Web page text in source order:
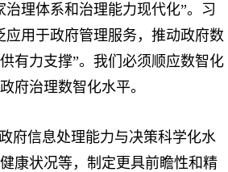
理体系和治理能力现代化”。习
用于政府管理服务，推动政府数
有力支撑”。我们必须顺应数智化
府治理数智化水平。
信息处理能力与决策科学化水
康状况等，制定更具前瞻性和精